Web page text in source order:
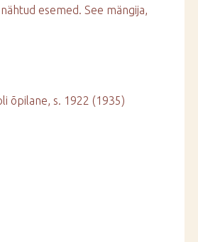
esemed. See mängija,
õpilane, s. 1922 (1935)